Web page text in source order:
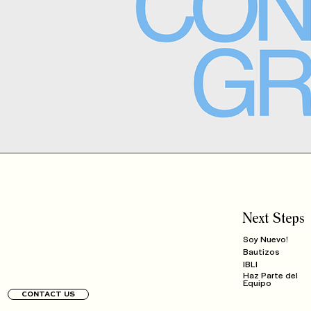
CONTACT US
Next Steps
Soy Nuevo!
Bautizos
IBLI
Haz Parte del
Equipo